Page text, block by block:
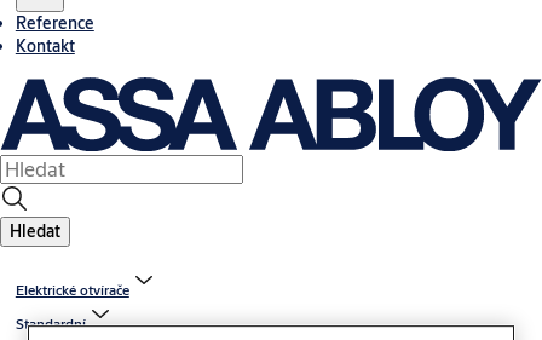
Reference
Kontakt
Hledat
Elektrické otvírače
Standardní